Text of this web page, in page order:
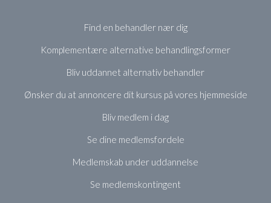
Find en behandler nær dig
Komplementære alternative behandlingsformer
Bliv uddannet alternativ behandler
Ønsker du at annoncere dit kursus på vores hjemmeside
Bliv medlem i dag
Se dine medlemsfordele
Medlemskab under uddannelse
Se medlemskontingent